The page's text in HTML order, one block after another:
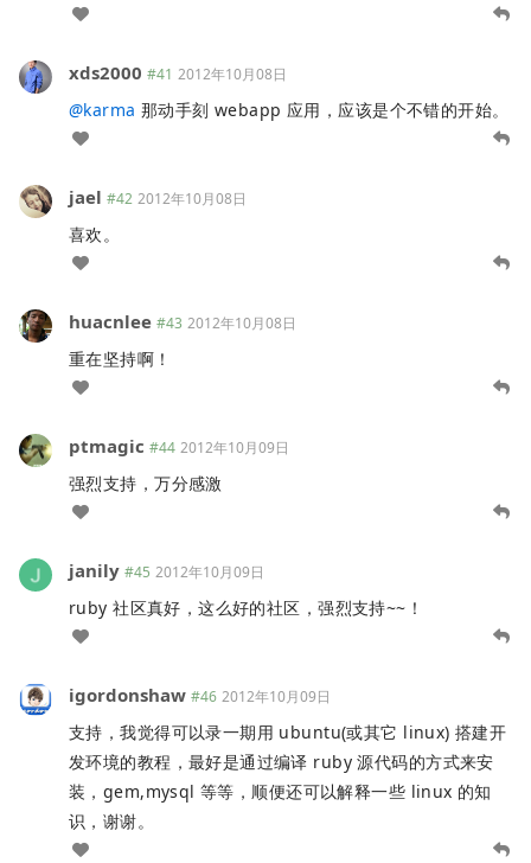
xds2000 #41 2012年10月08日
@karma 那动手刻 webapp 应用，应该是个不错的开始。
jael #42 2012年10月08日
喜欢。
huacnlee #43 2012年10月08日
重在坚持啊！
ptmagic #44 2012年10月09日
强烈支持，万分感激
janily #45 2012年10月09日
ruby 社区真好，这么好的社区，强烈支持~~！
igordonshaw #46 2012年10月09日
支持，我觉得可以录一期用 ubuntu(或其它 linux) 搭建开
发环境的教程，最好是通过编译 ruby 源代码的方式来安
装，gem,mysql 等等，顺便还可以解释一些 linux 的知
识，谢谢。